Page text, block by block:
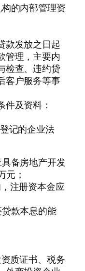
的内部管理资
款发放之日起
管理，主要内
检查、违约贷
客户服务等事
及资料：
记的企业法
备房地产开发
元；
注册资本金应
款本息的能
质证书、税务